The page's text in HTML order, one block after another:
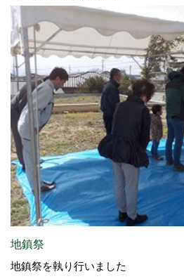
地鎮祭
地鎮祭を執り行いました